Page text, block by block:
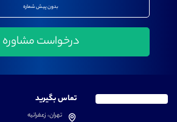
بدون پیش شماره
تماس بگیرید
تهران، زعفرانیه